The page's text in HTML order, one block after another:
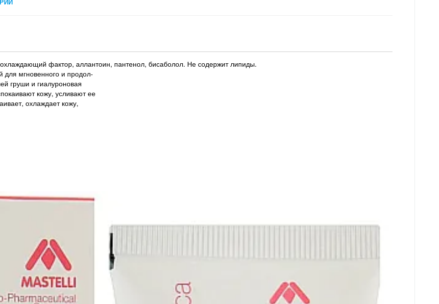
фактор, аллантоин, пантенол, бисаболол. Не содержит липиды.
мгновенного и продол-
груши и гиалуроновая
кожу, усливают ее
охлаждает кожу,